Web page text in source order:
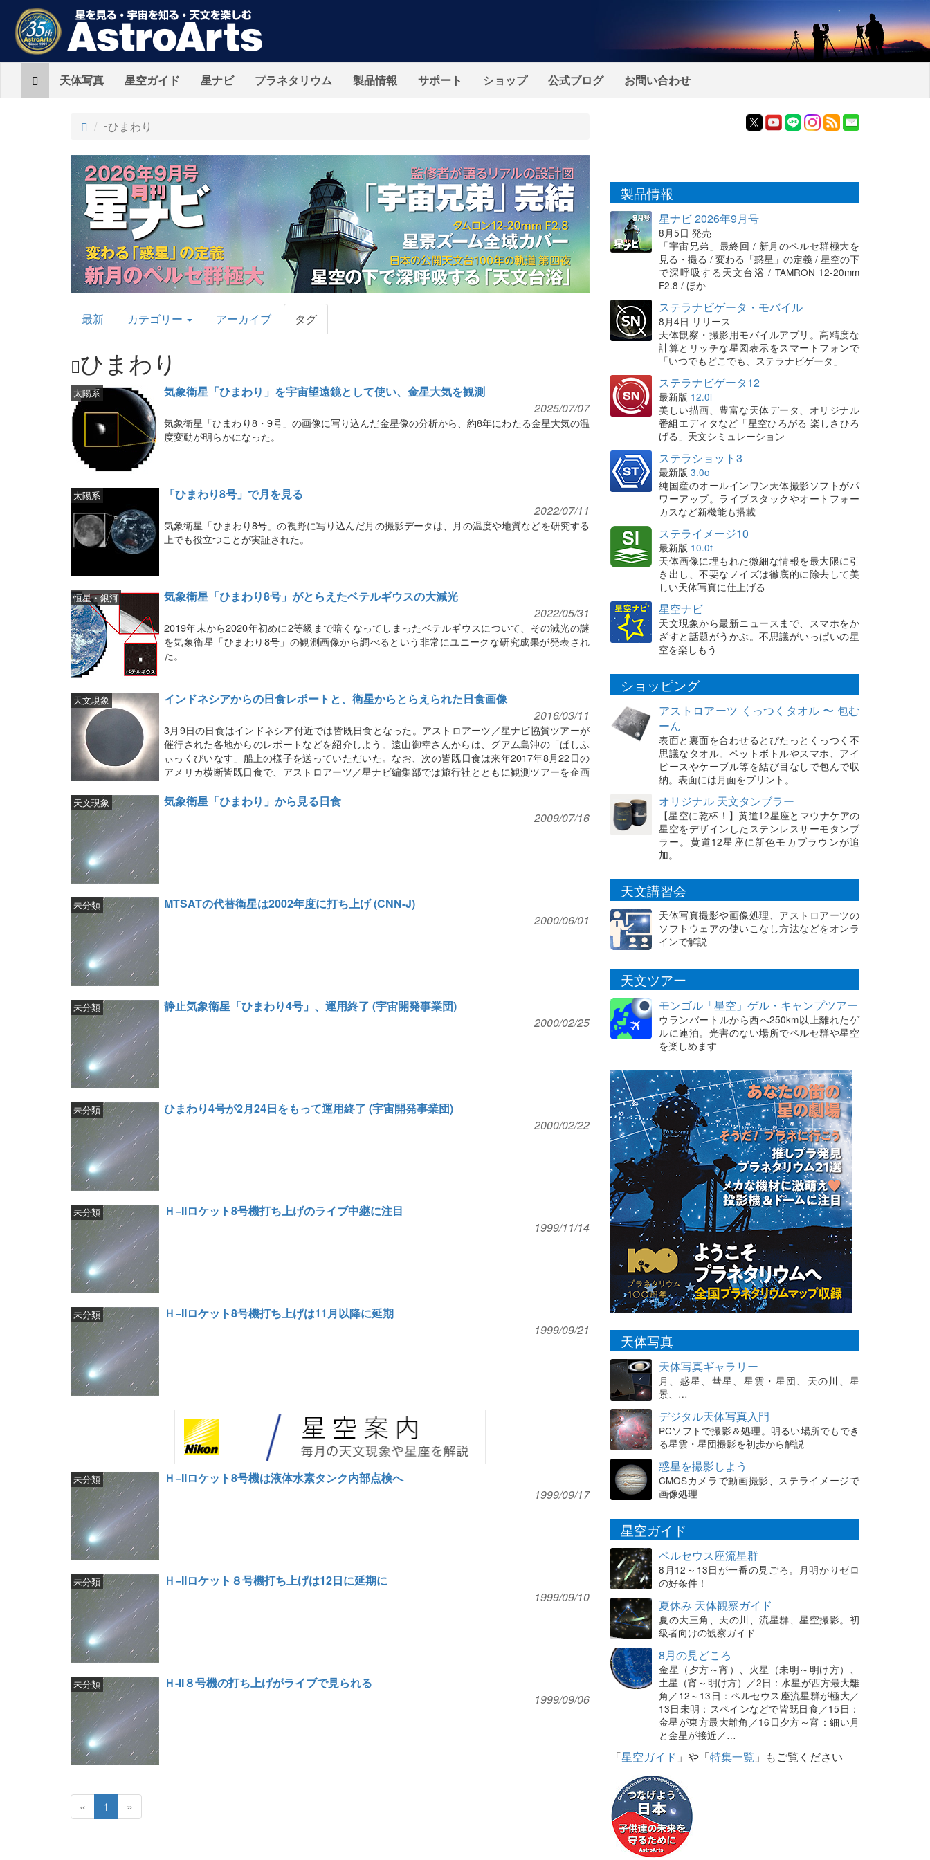
Home天体写真 星空ガイド 星ナビ プラネタリウム 製品情報 サポート ショップ 公式ブログ お問い合わせ
ト
プ
ひまわり
AstroArts
Topics
最新 カテゴリー アーカイブ タグ
ひまわり
気象衛星「ひまわり」を宇宙望遠鏡として使い、金星大気を観測
太陽系
2025/07/07
気象衛星「ひまわり8・9号」の画像に写り込んだ金星像の分析から、約8年にわたる金星大気の温
度変動が明らかになった。
「ひまわり8号」で月を見る
太陽系
2022/07/11
気象衛星「ひまわり8号」の視野に写り込んだ月の撮影データは、月の温度や地質などを研究する
上でも役立つことが実証された。
気象衛星「ひまわり8号」がとらえたベテルギウスの大減光
恒星・銀河
2022/05/31
2019年末から2020年初めに2等級まで暗くなってしまったベテルギウスについて、その減光の謎
を気象衛星「ひまわり8号」の観測画像から調べるという非常にユニークな研究成果が発表され
た。
インドネシアからの日食レポートと、衛星からとらえられた日食画像
天文現象
2016/03/11
3月9日の日食はインドネシア付近では皆既日食となった。アストロアーツ／星ナビ協賛ツアーが
催行された各地からのレポートなどを紹介しよう。遠山御幸さんからは、グアム島沖の「ぱしふ
ぃっくびいなす」船上の様子を送っていただいた。なお、次の皆既日食は来年2017年8月22日の
アメリカ横断皆既日食で、アストロアーツ／星ナビ編集部では旅行社とともに観測ツアーを企画
気象衛星「ひまわり」から見る日食
天文現象
2009/07/16
MTSATの代替衛星は2002年度に打ち上げ (CNN-J)
未分類
2000/06/01
静止気象衛星「ひまわり4号」、運用終了 (宇宙開発事業団)
未分類
2000/02/25
ひまわり4号が2月24日をもって運用終了 (宇宙開発事業団)
未分類
2000/02/22
Ｈ−IIロケット8号機打ち上げのライブ中継に注目
未分類
1999/11/14
Ｈ−IIロケット8号機打ち上げは11月以降に延期
未分類
1999/09/21
Ｈ−IIロケット8号機は液体水素タンク内部点検へ
未分類
1999/09/17
Ｈ−IIロケット８号機打ち上げは12日に延期に
未分類
1999/09/10
Ｈ-II８号機の打ち上げがライブで見られる
未分類
1999/09/06
« 1 »
製品情報
星ナビ 2026年9月号
8月5日 発売
「宇宙兄弟」最終回 / 新月のペルセ群極大を
見る・撮る / 変わる「惑星」の定義 / 星空の下
で深呼吸する天文台浴 / TAMRON 12-20mm
F2.8 / ほか
ステラナビゲータ・モバイル
8月4日 リリース
天体観察・撮影用モバイルアプリ。高精度な
計算とリッチな星図表示をスマートフォンで
「いつでもどこでも、ステラナビゲータ」
ステラナビゲータ12
最新版 12.0i
美しい描画、豊富な天体データ、オリジナル
番組エディタなど「星空ひろがる 楽しさひろ
げる」天文シミュレーション
ステラショット3
最新版 3.0o
純国産のオールインワン天体撮影ソフトがパ
ワーアップ。ライブスタックやオートフォー
カスなど新機能も搭載
ステライメージ10
最新版 10.0f
天体画像に埋もれた微細な情報を最大限に引
き出し、不要なノイズは徹底的に除去して美
しい天体写真に仕上げる
星空ナビ
天文現象から最新ニュースまで、スマホをか
ざすと話題がうかぶ。不思議がいっぱいの星
空を楽しもう
ショッピング
アストロアーツ くっつくタオル 〜 包む
ーん
表面と裏面を合わせるとぴたっとくっつく不
思議なタオル。ペットボトルやスマホ、アイ
ピースやケーブル等を結び目なしで包んで収
納。表面には月面をプリント。
オリジナル 天文タンブラー
【星空に乾杯！】黄道12星座とマウナケアの
星空をデザインしたステンレスサーモタンブ
ラー。黄道12星座に新色モカブラウンが追
加。
天文講習会
天体写真撮影や画像処理、アストロアーツの
ソフトウェアの使いこなし方法などをオンラ
インで解説
天文ツアー
モンゴル「星空」ゲル・キャンプツアー
ウランバートルから西へ250km以上離れたゲ
ルに連泊。光害のない場所でペルセ群や星空
を楽しめます
天体写真
天体写真ギャラリー
月、惑星、彗星、星雲・星団、天の川、星
景、…
デジタル天体写真入門
PCソフトで撮影＆処理。明るい場所でもでき
る星雲・星団撮影を初歩から解説
惑星を撮影しよう
CMOSカメラで動画撮影、ステライメージで
画像処理
星空ガイド
ペルセウス座流星群
8月12～13日が一番の見ごろ。月明かりゼロ
の好条件！
夏休み 天体観察ガイド
夏の大三角、天の川、流星群、星空撮影。初
級者向けの観察ガイド
8月の見どころ
金星（夕方～宵）、火星（未明～明け方）、
土星（宵～明け方）／2日：水星が西方最大離
角／12～13日：ペルセウス座流星群が極大／
13日未明：スペインなどで皆既日食／15日：
金星が東方最大離角／16日夕方～宵：細い月
と金星が接近／…
「星空ガイド 」や「特集一覧 」もご覧ください